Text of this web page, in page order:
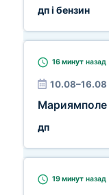
дп і бензин
16 минут назад
10.08–16.08
Мариямполе
дп
19 минут назад